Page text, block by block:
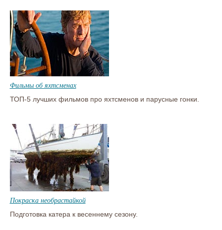
Фильмы об яхтсменах
ТОП-5 лучших фильмов про яхтсменов и парусные гонки.
Покраска необрастайкой
Подготовка катера к весеннему сезону.